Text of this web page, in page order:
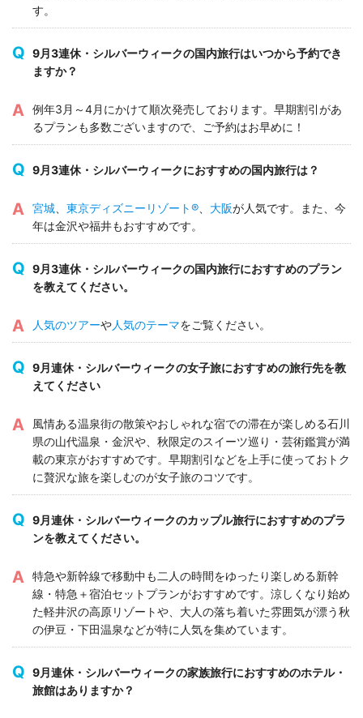
す。
9月3連休・シルバーウィークの国内旅行はいつから予約でき
ますか？
例年3月～4月にかけて順次発売しております。早期割引があ
るプランも多数ございますので、ご予約はお早めに！
9月3連休・シルバーウィークにおすすめの国内旅行は？
宮城 東京ディズニーリゾート® 大阪が人気です。また、今
年は金沢や福井もおすすめです。
9月3連休・シルバーウィークの国内旅行におすすめのプラン
を教えてください。
人気のツアーや人気のテーマをご覧ください。
9月連休・シルバーウィークの女子旅におすすめの旅行先を教
えてください
風情ある温泉街の散策やおしゃれな宿での滞在が楽しめる石川
県の山代温泉・金沢や、秋限定のスイーツ巡り・芸術鑑賞が満
載の東京がおすすめです。早期割引などを上手に使っておトク
に贅沢な旅を楽しむのが女子旅のコツです。
9月連休・シルバーウィークのカップル旅行におすすめのプラ
ンを教えてください。
特急や新幹線で移動中も二人の時間をゆったり楽しめる新幹
線・特急＋宿泊セットプランがおすすめです。涼しくなり始め
た軽井沢の高原リゾートや、大人の落ち着いた雰囲気が漂う秋
の伊豆・下田温泉などが特に人気を集めています。
9月連休・シルバーウィークの家族旅行におすすめのホテル・
旅館はありますか？